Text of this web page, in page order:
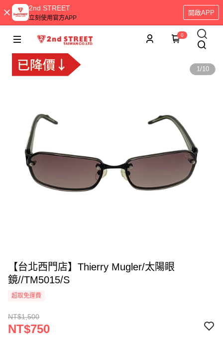
2nd STREET
立刻使用官方APP
開啟APP
0
1/10
【台北西門店】Thierry Mugler/太陽眼
鏡//TM5015/S
超取免運費
NT$1,500
NT$750